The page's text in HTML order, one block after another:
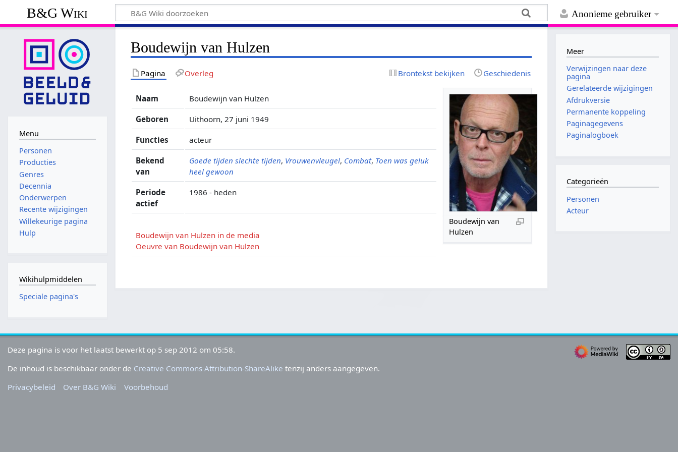
Anonieme gebruiker
B&G Wiki
Boudewijn van Hulzen
Pagina Overleg Brontekst bekijken Geschiedenis
Boudewijn van
Hulzen
Naam Boudewijn van Hulzen
Geboren Uithoorn, 27 juni 1949
Functies acteur
Bekend
van
Goede tijden slechte tijden, Vrouwenvleugel, Combat, Toen was geluk
heel gewoon
Periode
actief
1986 - heden
Boudewijn van Hulzen in de media
Oeuvre van Boudewijn van Hulzen
Menu
Personen
Producties
Genres
Decennia
Onderwerpen
Recente wijzigingen
Willekeurige pagina
Hulp
Wikihulpmiddelen
Speciale pagina's
Meer
Verwijzingen naar deze
pagina
Gerelateerde wijzigingen
Afdrukversie
Permanente koppeling
Paginagegevens
Paginalogboek
Categorieën
Personen
Acteur
Deze pagina is voor het laatst bewerkt op 5 sep 2012 om 05:58.
De inhoud is beschikbaar onder de Creative Commons Attribution-ShareAlike tenzij anders aangegeven.
Privacybeleid
Over B&G Wiki Voorbehoud